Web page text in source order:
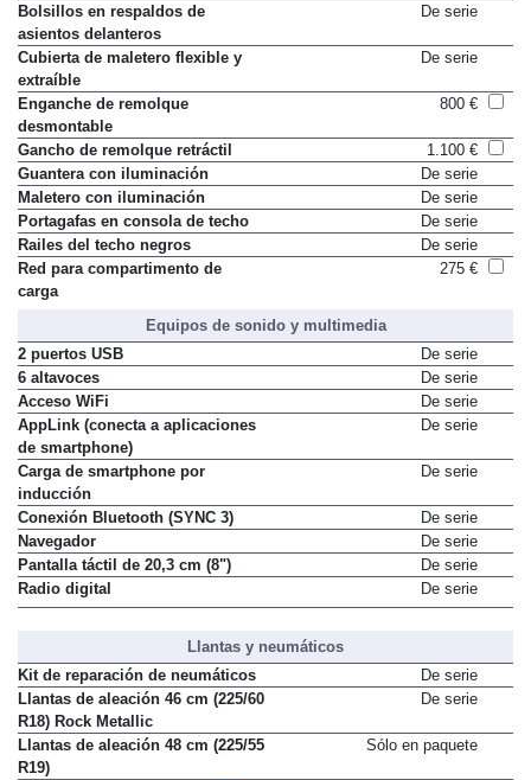
Bolsillos en respaldos de
asientos delanteros
De serie
Cubierta de maletero flexible y
extraíble
De serie
Enganche de remolque
desmontable
800 €
Gancho de remolque retráctil
1.100 €
Guantera con iluminación
De serie
Maletero con iluminación
De serie
Portagafas en consola de techo
De serie
Railes del techo negros
De serie
Red para compartimento de
carga
275 €
Equipos de sonido y multimedia
2 puertos USB
De serie
6 altavoces
De serie
Acceso WiFi
De serie
AppLink (conecta a aplicaciones
de smartphone)
De serie
Carga de smartphone por
inducción
De serie
Conexión Bluetooth (SYNC 3)
De serie
Navegador
De serie
Pantalla táctil de 20,3 cm (8")
De serie
Radio digital
De serie
Llantas y neumáticos
Kit de reparación de neumáticos
De serie
Llantas de aleación 46 cm (225/60
R18) Rock Metallic
De serie
Llantas de aleación 48 cm (225/55
R19)
Sólo en paquete